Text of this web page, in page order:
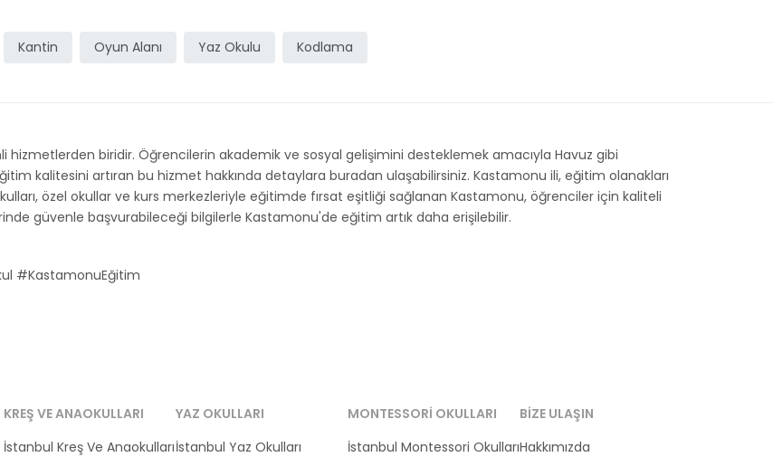
Kantin Oyun Alanı Yaz Okulu Kodlama
biridir. Öğrencilerin akademik ve sosyal gelişimini desteklemek amacıyla Havuz gibi
kalitesini artıran bu hizmet hakkında detaylara buradan ulaşabilirsiniz. Kastamonu ili, eğitim olanakları
özel okullar ve kurs merkezleriyle eğitimde fırsat eşitliği sağlanan Kastamonu, öğrenciler için kaliteli
güvenle başvurabileceği bilgilerle Kastamonu'de eğitim artık daha erişilebilir.
#KastamonuEğitim
KREŞ VE ANAOKULLARI
İstanbul Kreş Ve Anaokulları
YAZ OKULLARI
İstanbul Yaz Okulları
MONTESSORI OKULLARI
İstanbul Montessori Okulları
BIZE ULAŞIN
Hakkımızda